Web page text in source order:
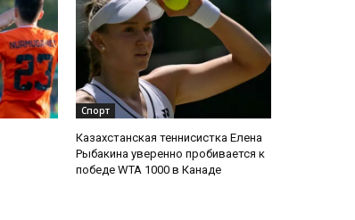
Спорт
Казахстанская теннисистка Елена
Рыбакина уверенно пробивается к
победе WTA 1000 в Канаде